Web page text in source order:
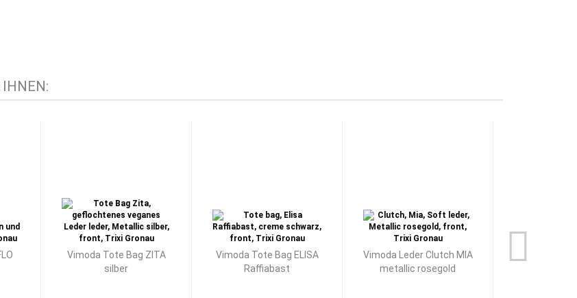
IHNEN:
Vimoda Tote Bag ZITA
silber
Vimoda Tote Bag ELISA
Raffiabast
Vimoda Leder Clutch MIA
metallic rosegold